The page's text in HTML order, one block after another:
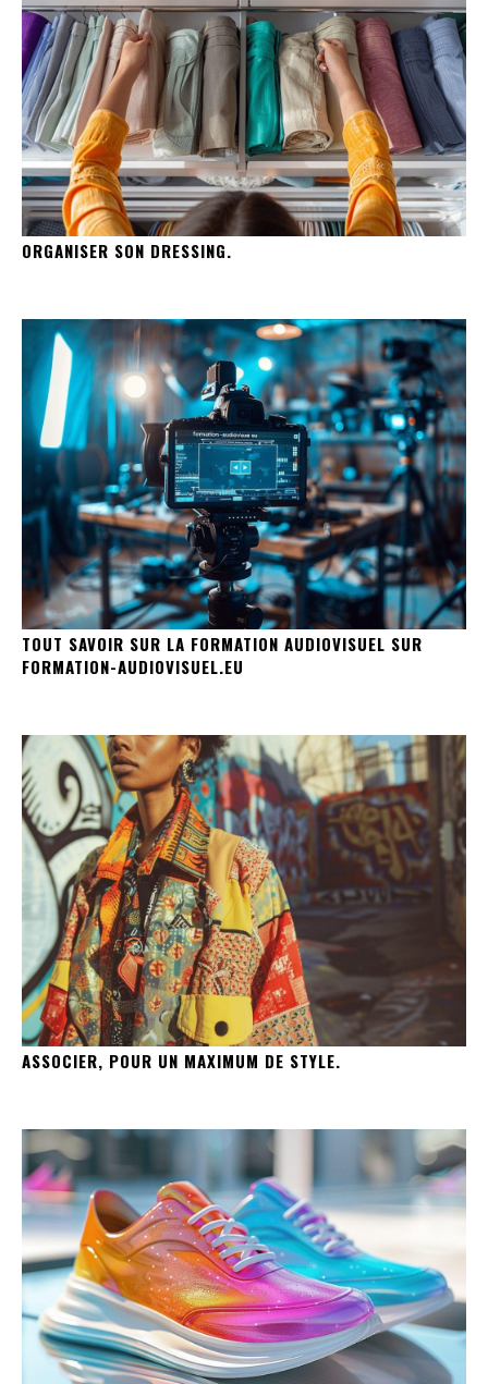
ORGANISER SON DRESSING.
TOUT SAVOIR SUR LA FORMATION AUDIOVISUEL SUR
FORMATION-AUDIOVISUEL.EU
ASSOCIER, POUR UN MAXIMUM DE STYLE.